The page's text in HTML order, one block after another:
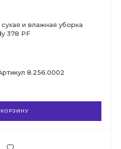
и влажная уборка
378 PF
8.256.0002